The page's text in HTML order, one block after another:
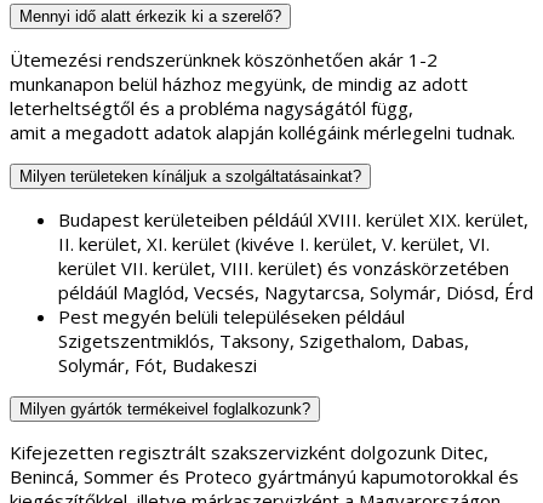
Mennyi idő alatt érkezik ki a szerelő?
Ütemezési rendszerünknek köszönhetően akár 1-2
munkanapon belül házhoz megyünk, de mindig az adott
leterheltségtől és a probléma nagyságától függ,
amit a megadott adatok alapján kollégáink mérlegelni tudnak.
Milyen területeken kínáljuk a szolgáltatásainkat?
Budapest kerületeiben példáúl XVIII. kerület XIX. kerület,
II. kerület, XI. kerület (kivéve I. kerület, V. kerület, VI.
kerület VII. kerület, VIII. kerület) és vonzáskörzetében
példáúl Maglód, Vecsés, Nagytarcsa, Solymár, Diósd, Érd
Pest megyén belüli településeken például
Szigetszentmiklós, Taksony, Szigethalom, Dabas,
Solymár, Fót, Budakeszi
Milyen gyártók termékeivel foglalkozunk?
Kifejezetten regisztrált szakszervizként dolgozunk Ditec,
Benincá, Sommer és Proteco gyártmányú kapumotorokkal és